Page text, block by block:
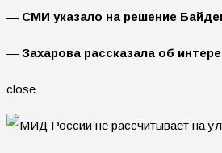
— СМИ указало на решение
— Захарова рассказала об
close